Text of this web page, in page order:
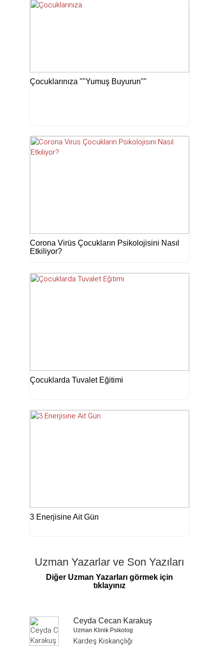
Çocuklarınıza ""Yumuş Buyurun""
Corona Virüs Çocukların Psikolojisini Nasıl
Etkiliyor?
Çocuklarda Tuvalet Eğitimi
3 Enerjisine Ait Gün
Uzman Yazarlar ve Son Yazıları
Diğer Uzman Yazarları görmek için
tıklayınız
Ceyda Cecan Karakuş
Uzman Klinik Psikolog
Kardeş Kıskançlığı